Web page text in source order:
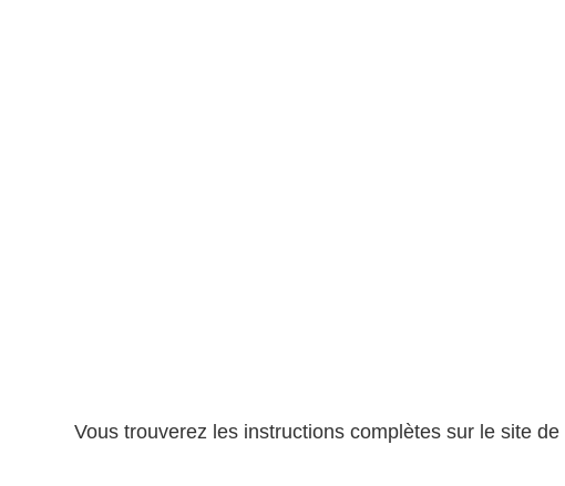
Vous trouverez les instructions complètes sur le site de